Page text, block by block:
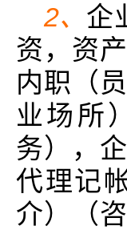
2、 企
资，资
内职（
业场所
务），
代理记
介）（